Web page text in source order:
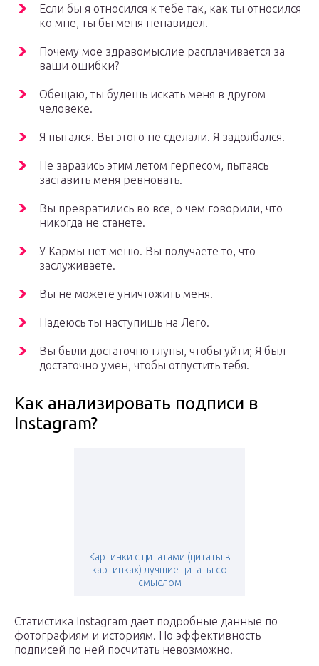
Если бы я относился к тебе так, как ты относился
ко мне, ты бы меня ненавидел.
Почему мое здравомыслие расплачивается за
ваши ошибки?
Обещаю, ты будешь искать меня в другом
человеке.
Я пытался. Вы этого не сделали. Я задолбался.
Не заразись этим летом герпесом, пытаясь
заставить меня ревновать.
Вы превратились во все, о чем говорили, что
никогда не станете.
У Кармы нет меню. Вы получаете то, что
заслуживаете.
Вы не можете уничтожить меня.
Надеюсь ты наступишь на Лего.
Вы были достаточно глупы, чтобы уйти; Я был
достаточно умен, чтобы отпустить тебя.
Как анализировать подписи в
Instagram?
Картинки с цитатами (цитаты в
картинках) лучшие цитаты со
смыслом
Статистика Instagram дает подробные данные по
фотографиям и историям. Но эффективность
подписей по ней посчитать невозможно.